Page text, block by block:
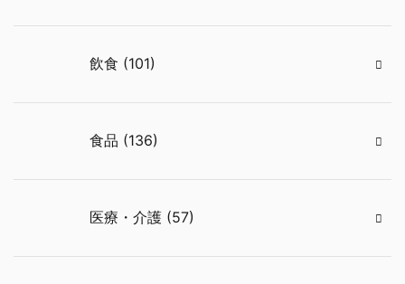
飲食 (101)
食品 (136)
医療・介護 (57)